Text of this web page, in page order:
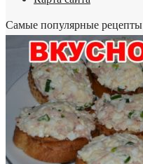
Самые популярные рецепты